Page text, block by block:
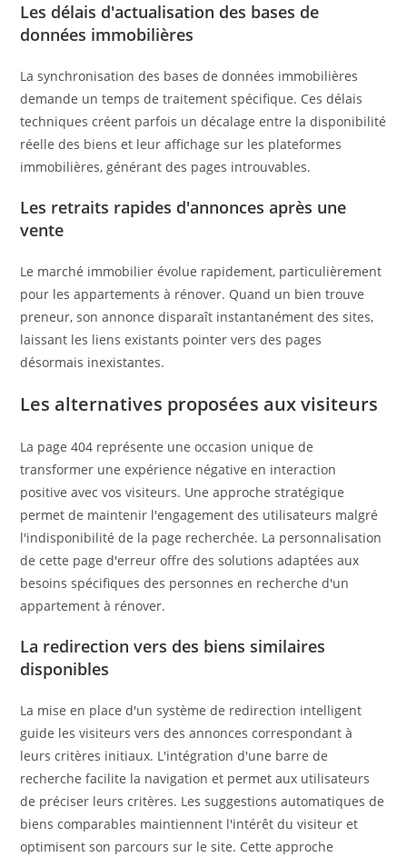
Les délais d'actualisation des bases de
données immobilières
La synchronisation des bases de données immobilières
demande un temps de traitement spécifique. Ces délais
techniques créent parfois un décalage entre la disponibilité
réelle des biens et leur affichage sur les plateformes
immobilières, générant des pages introuvables.
Les retraits rapides d'annonces après une
vente
Le marché immobilier évolue rapidement, particulièrement
pour les appartements à rénover. Quand un bien trouve
preneur, son annonce disparaît instantanément des sites,
laissant les liens existants pointer vers des pages
désormais inexistantes.
Les alternatives proposées aux visiteurs
La page 404 représente une occasion unique de
transformer une expérience négative en interaction
positive avec vos visiteurs. Une approche stratégique
permet de maintenir l'engagement des utilisateurs malgré
l'indisponibilité de la page recherchée. La personnalisation
de cette page d'erreur offre des solutions adaptées aux
besoins spécifiques des personnes en recherche d'un
appartement à rénover.
La redirection vers des biens similaires
disponibles
La mise en place d'un système de redirection intelligent
guide les visiteurs vers des annonces correspondant à
leurs critères initiaux. L'intégration d'une barre de
recherche facilite la navigation et permet aux utilisateurs
de préciser leurs critères. Les suggestions automatiques de
biens comparables maintiennent l'intérêt du visiteur et
optimisent son parcours sur le site. Cette approche